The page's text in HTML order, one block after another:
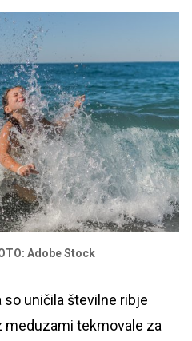
Adobe Stock
so uničila številne ribje
meduzami tekmovale za